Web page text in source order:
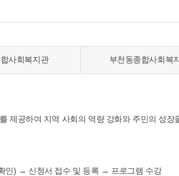
사회복지관 부천동종합사회복
제공하여 지역 사회의 역량 강화와 주민의 성장
인) → 신청서 접수 및 등록 → 프로그램 수강